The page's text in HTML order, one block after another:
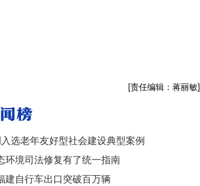
[责任编辑：蒋丽敏]
选老年友好型社会建设典型案例
环境司法修复有了统一指南
建自行车出口突破百万辆